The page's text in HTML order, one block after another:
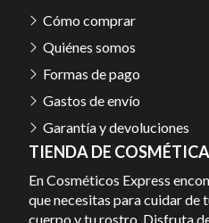
TIENDA DE
En Cosméticos Express
que necesitas para cuidar de
cuerpo y tu rostro. Disfruta
Cómo comprar
Quiénes somos
Formas de pago
Gastos de envío
Garantía y devoluciones